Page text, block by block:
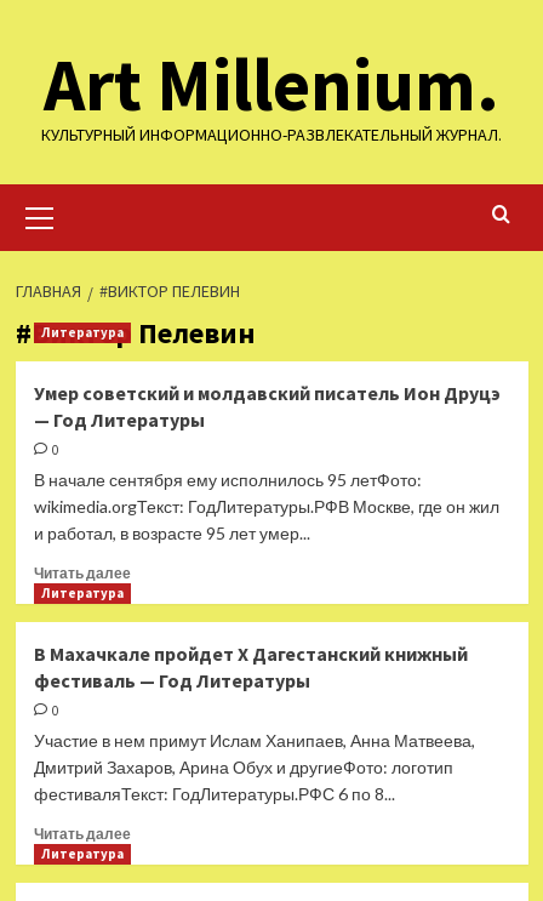
содержимому
Art Millenium.
КУЛЬТУРНЫЙ ИНФОРМАЦИОННО-РАЗВЛЕКАТЕЛЬНЫЙ ЖУРНАЛ.
меню
ГЛАВНАЯ #ВИКТОР ПЕЛЕВИН
#Виктор Пелевин
Литература
Умер советский и молдавский писатель Ион Друцэ
— Год Литературы
0
В начале сентября ему исполнилось 95 летФото:
wikimedia.orgТекст: ГодЛитературы.РФВ Москве, где он жил
и работал, в возрасте 95 лет умер...
Читать далееПрочитать
советский
и
Друцэ
—
Литературы
Литература
В Махачкале пройдет X Дагестанский книжный
фестиваль — Год Литературы
0
Участие в нем примут Ислам Ханипаев, Анна Матвеева,
Дмитрий Захаров, Арина Обух и другиеФото: логотип
фестиваляТекст: ГодЛитературы.РФС 6 по 8...
Читать далееПрочитать
Литература